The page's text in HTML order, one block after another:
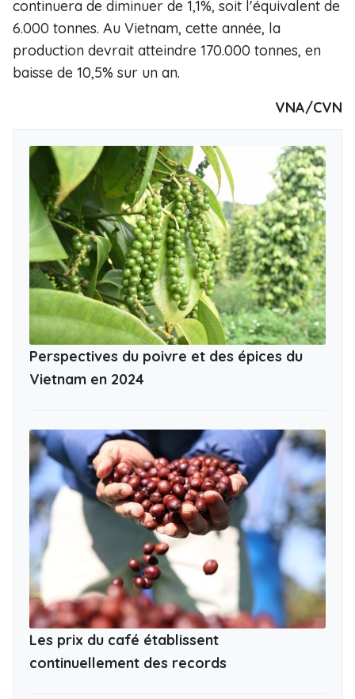
continuera de diminuer de 1,1%, soit l'équivalent de
6.000 tonnes. Au Vietnam, cette année, la
production devrait atteindre 170.000 tonnes, en
baisse de 10,5% sur un an.
VNA/CVN
Perspectives du poivre et des épices du
Vietnam en 2024
Les prix du café établissent
continuellement des records